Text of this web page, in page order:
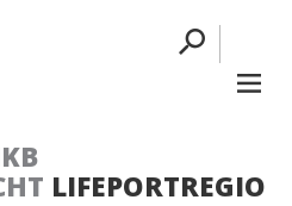
LIFEPORTREGIO